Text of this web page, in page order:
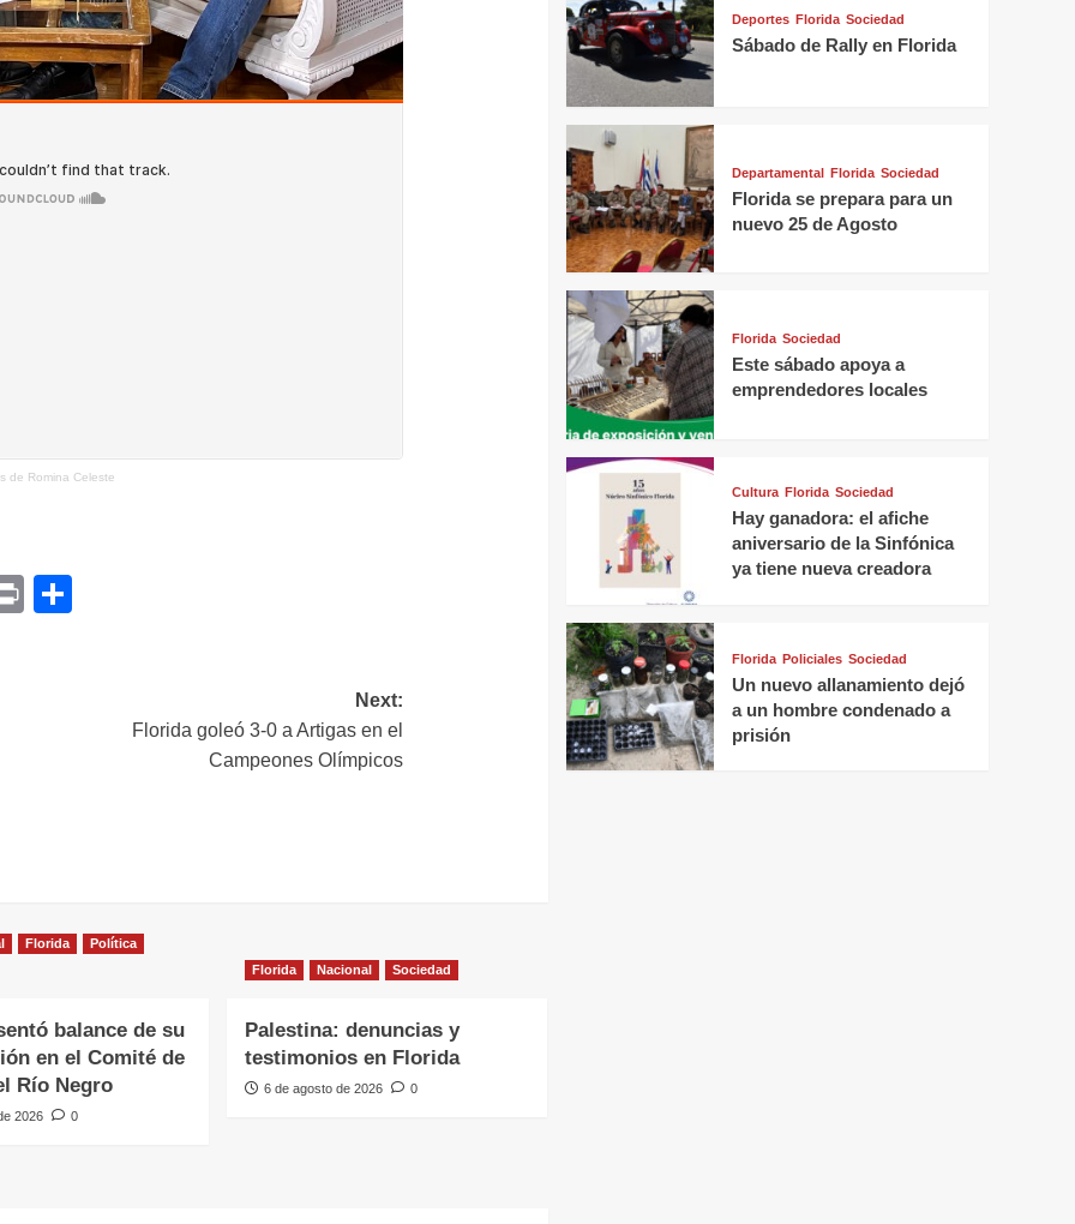
de Romina Celeste
Print
Next:
Florida goleó 3-0 a Artigas en el
Campeones Olímpicos
Florida
Política
balance de su
en el Comité de
Río Negro
2026 0
Florida Nacional Sociedad
Palestina: denuncias y
testimonios en Florida
6 de agosto de 2026 0
Deportes Florida Sociedad
Sábado de Rally en Florida
Departamental Florida Sociedad
Florida se prepara para un
nuevo 25 de Agosto
Florida Sociedad
Este sábado apoya a
emprendedores locales
Cultura Florida Sociedad
Hay ganadora: el afiche
aniversario de la Sinfónica
ya tiene nueva creadora
Florida Policiales Sociedad
Un nuevo allanamiento dejó
a un hombre condenado a
prisión